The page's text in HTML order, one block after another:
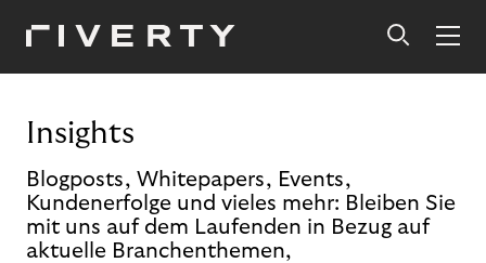
Insights
Blogposts, Whitepapers, Events,
Kundenerfolge und vieles mehr: Bleiben Sie
mit uns auf dem Laufenden in Bezug auf
aktuelle Branchenthemen,